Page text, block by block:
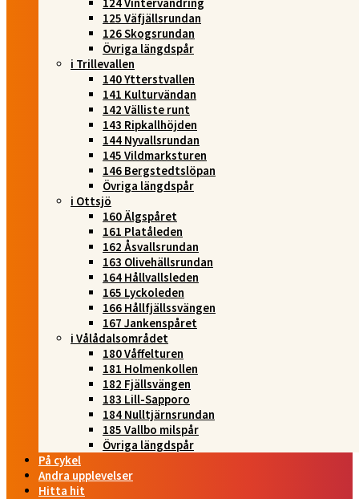
125 Väfjällsrundan
126 Skogsrundan
Övriga längdspår
i Trillevallen
140 Ytterstvallen
141 Kulturvändan
142 Välliste runt
143 Ripkallhöjden
144 Nyvallsrundan
145 Vildmarksturen
146 Bergstedtslöpan
Övriga längdspår
i Ottsjö
160 Älgspåret
161 Platåleden
162 Åsvallsrundan
163 Olivehällsrundan
164 Hållvallsleden
165 Lyckoleden
166 Hållfjällssvängen
167 Jankenspåret
i Vålådalsområdet
180 Våffelturen
181 Holmenkollen
182 Fjällsvängen
183 Lill-Sapporo
184 Nulltjärnsrundan
185 Vallbo milspår
Övriga längdspår
På cykel
Andra upplevelser
Hitta hit